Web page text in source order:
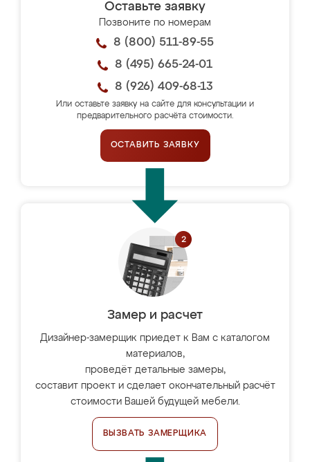
Оставьте заявку
Позвоните по номерам
8 (800) 511-89-55
8 (495) 665-24-01
8 (926) 409-68-13
Или оставьте заявку на сайте для консультации и
предварительного расчёта стоимости.
ОСТАВИТЬ ЗАЯВКУ
Замер и расчет
Дизайнер-замерщик приедет к Вам с каталогом
материалов,
проведёт детальные замеры,
составит проект и сделает окончательный расчёт
стоимости Вашей будущей мебели.
ВЫЗВАТЬ ЗАМЕРЩИКА